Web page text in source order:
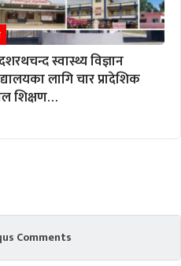
स्वास्थ्य विज्ञान
लागि चार प्रादेशिक
शिक्षण…
Comments